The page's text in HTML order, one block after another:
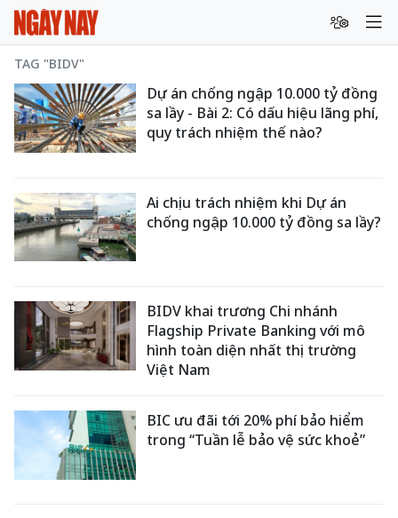
TAG "BIDV"
Dự án chống ngập 10.000 tỷ đồng
sa lầy - Bài 2: Có dấu hiệu lãng phí,
quy trách nhiệm thế nào?
Ai chịu trách nhiệm khi Dự án
chống ngập 10.000 tỷ đồng sa lầy?
BIDV khai trương Chi nhánh
Flagship Private Banking với mô
hình toàn diện nhất thị trường
Việt Nam
BIC ưu đãi tới 20% phí bảo hiểm
trong “Tuần lễ bảo vệ sức khoẻ”